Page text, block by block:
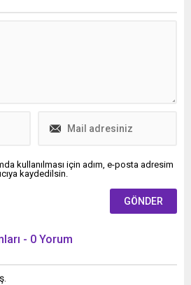
kullanılması için adım, e-posta adresim
kaydedilsin.
- 0 Yorum